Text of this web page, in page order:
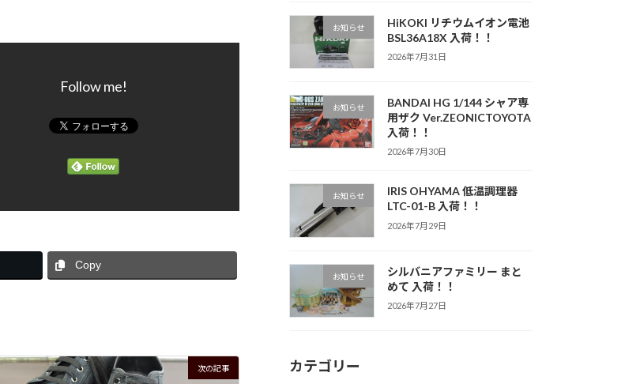
Follow me!
Copy
次の記事
お知らせ
HiKOKI リチウムイオン電池
BSL36A18X 入荷！！
2026年7月31日
お知らせ
BANDAI HG 1/144 シャア専
用ザク Ver.ZEONICTOYOTA
入荷！！
2026年7月30日
お知らせ
IRIS OHYAMA 低温調理器
LTC-01-B 入荷！！
2026年7月29日
お知らせ
シルバニアファミリー まと
めて 入荷！！
2026年7月27日
カテゴリー